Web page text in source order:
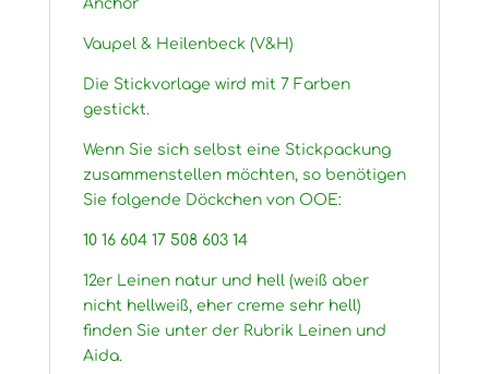
Anchor
Vaupel & Heilenbeck (V&H)
Die Stickvorlage wird mit 7 Farben
gestickt.
Wenn Sie sich selbst eine Stickpackung
zusammenstellen möchten, so benötigen
Sie folgende Döckchen von OOE:
10 16 604 17 508 603 14
12er Leinen natur und hell (weiß aber
nicht hellweiß, eher creme sehr hell)
finden Sie unter der Rubrik Leinen und
Aida.